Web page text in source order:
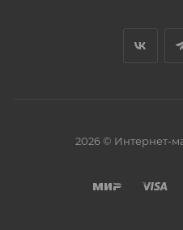
2026 © Интернет-